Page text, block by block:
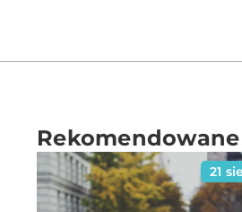
Rekomendowane
21